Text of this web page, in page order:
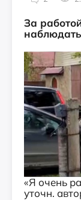
За
«Я очень
уточн.